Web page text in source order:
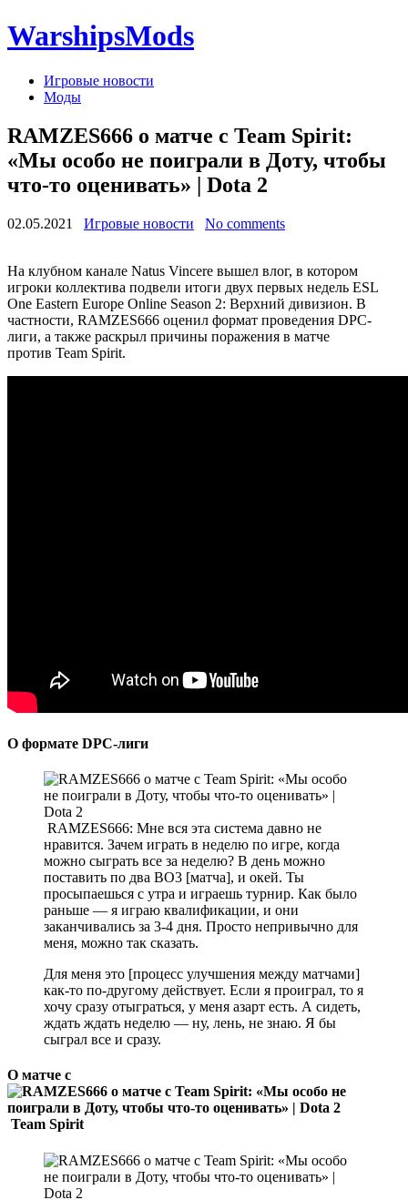
WarshipsMods
Игровые новости
Моды
RAMZES666 о матче с Team Spirit:
«Мы особо не поиграли в Доту, чтобы
что-то оценивать» | Dota 2
02.05.2021 Игровые новости No comments
На клубном канале Natus Vincere вышел влог, в котором
игроки коллектива подвели итоги двух первых недель ESL
One Eastern Europe Online Season 2: Верхний дивизион. В
частности, RAMZES666 оценил формат проведения DPC-
лиги, а также раскрыл причины поражения в матче
против Team Spirit.
О формате DPC-лиги
RAMZES666: Мне вся эта система давно не
нравится. Зачем играть в неделю по игре, когда
можно сыграть все за неделю? В день можно
поставить по два BO3 [матча], и окей. Ты
просыпаешься с утра и играешь турнир. Как было
раньше — я играю квалификации, и они
заканчивались за 3-4 дня. Просто непривычно для
меня, можно так сказать.
Для меня это [процесс улучшения между матчами]
как-то по-другому действует. Если я проиграл, то я
хочу сразу отыграться, у меня азарт есть. А сидеть,
ждать ждать неделю — ну, лень, не знаю. Я бы
сыграл все и сразу.
О матче с
Team Spirit